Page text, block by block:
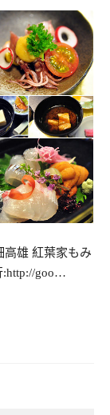
雄 紅葉家もみ
:http://goo…